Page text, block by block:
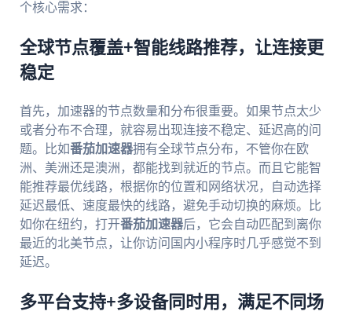
个核心需求：
全球节点覆盖+智能线路推荐，让连接更
稳定
首先，加速器的节点数量和分布很重要。如果节点太少
或者分布不合理，就容易出现连接不稳定、延迟高的问
题。比如番茄加速器拥有全球节点分布，不管你在欧
洲、美洲还是澳洲，都能找到就近的节点。而且它能智
能推荐最优线路，根据你的位置和网络状况，自动选择
延迟最低、速度最快的线路，避免手动切换的麻烦。比
如你在纽约，打开番茄加速器后，它会自动匹配到离你
最近的北美节点，让你访问国内小程序时几乎感觉不到
延迟。
多平台支持+多设备同时用，满足不同场